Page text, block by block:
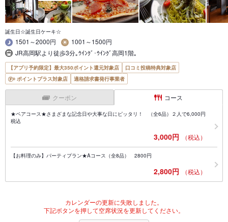
誕生日☆誕生日ケーキ☆
1501～2000円
1001～1500円
JR高岡駅より徒歩3分｡ｳｲﾝｸﾞ･ｳｲﾝｸﾞ高岡1階｡
【アプリ予約限定】最大350ポイント還元対象店
口コミ投稿特典対象店
ポイントプラス対象店
適格請求書発行事業者
クーポン コース
★ペアコース★さまざまな記念日や大事な日にピッタリ！ （全6品）２人で6,000円
税込
3,000円 （税込）
【お料理のみ】パーティプラン★Aコース（全8品） 2800円
2,800円 （税込）
カレンダーの更新に失敗しました。
下記ボタンを押して空席状況を更新してください。